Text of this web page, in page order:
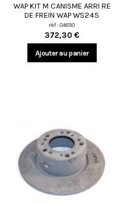
WAP KIT M CANISME ARRI RE
DE FREIN WAP WS245
réf : 04850
372,30 €
Ajouter au panier